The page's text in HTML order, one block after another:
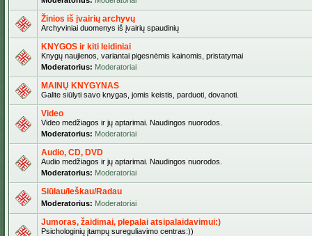
Žinios iš įvairių archyvų
Archyviniai duomenys iš įvairių spaudinių
KNYGOS ir kiti leidiniai
Knygų naujienos, variantai pigesnėmis kainomis, pristatymai
Moderatorius: Moderatoriai
MAINŲ KNYGYNAS
Galite siūlyti savo knygas, jomis keistis, parduoti, dovanoti.
Video
Video medžiagos ir jų aptarimai. Naudingos nuorodos.
Moderatorius: Moderatoriai
Audio, CD, DVD
Audio medžiagos ir jų aptarimai. Naudingos nuorodos.
Moderatorius: Moderatoriai
Siūlau/Ieškau/Radau
Moderatorius: Moderatoriai
Jumoras, žaidimai, plepalai atsipalaidavimui:)
Psichologinių įtampų sureguliavimo centras:))